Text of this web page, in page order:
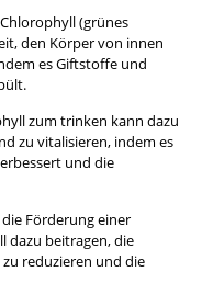
(grünes
den Körper von innen
es Giftstoffe und
zum trinken kann dazu
zu vitalisieren, indem es
und die
Förderung einer
dazu beitragen, die
reduzieren und die